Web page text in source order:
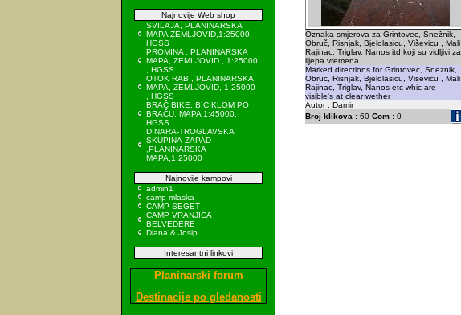
Najnovije Web shop
SVILAJA, PLANINARSKA
MAPA ZEMLJOVID,1:25000,
HGSS
PROMINA , PLANINARSKA
MAPA, ZEMLJOVID , 1:25000
, HGSS
OTOK RAB , PLANINARSKA
MAPA, ZEMLJOVID, 1:25000
, HGSS
BRAČ BIKE, BICIKLOM PO
BRAČU, MAPA 1:45000,
HGSS
DINARA-TROGLAVSKA
SKUPINA-ZAPAD
,PLANINARSKA
MAPA,1:25000
Najnovije kampovi
admin1
camp mlaska
CAMP SEGET
CAMP VRANJICA
BELVEDERE
Diana & Josip
Interesantni linkovi
Planinarski forum
Destinacije po gledanosti
Oznaka smjerova za Grintovec, Snežnik,
Obruč, Risnjak, Bjelolasicu, Viševicu , Mali
Rajinac, Triglav, Nanos itd koji su vidljivi za
lijepa vremena .
Marked directions for Grintovec, Sneznik,
Obruc, Risnjak, Bjelolasicu, Visevicu , Mali
Rajinac, Triglav, Nanos etc whic are
visible's at clear wether
Autor : Damir
Broj klikova : 60 Com : 0